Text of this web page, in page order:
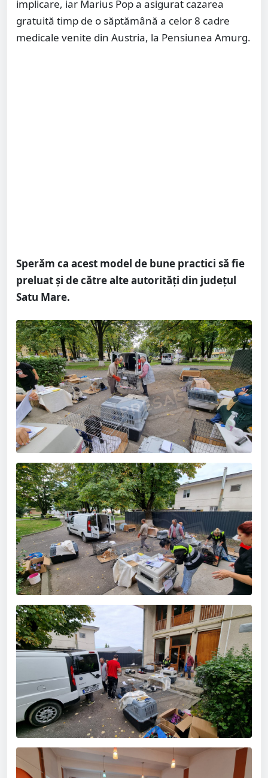
implicare, iar Marius Pop a asigurat cazarea
gratuită timp de o săptămână a celor 8 cadre
medicale venite din Austria, la Pensiunea Amurg.
Sperăm ca acest model de bune practici să fie
preluat și de către alte autorități din județul
Satu Mare.